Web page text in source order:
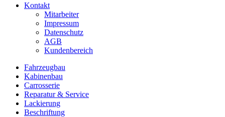
Kontakt
Mitarbeiter
Impressum
Datenschutz
AGB
Kundenbereich
Fahrzeugbau
Kabinenbau
Carrosserie
Reparatur & Service
Lackierung
Beschriftung